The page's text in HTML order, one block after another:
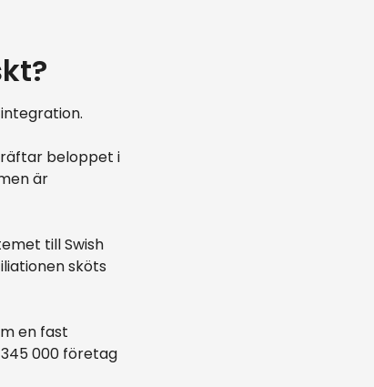
beloppet i
är
till Swish
sköts
en fast
000 företag